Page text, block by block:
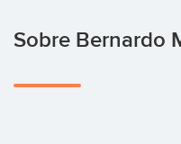
Sobre Bernardo